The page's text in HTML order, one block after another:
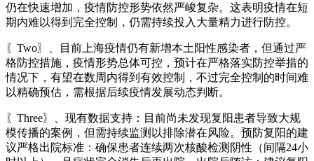
仍在快速增加，疫情防控形势依然严峻复杂。这表明疫情在短
期内难以得到完全控制，仍需持续投入大量精力进行防控。
〖Two〗、目前上海疫情仍有新增本土阳性感染者，但通过严
格防控措施，疫情形势总体可控，预计在严格落实防控举措的
情况下，有望在数周内得到有效控制，不过完全控制的时间难
以精确预估，需根据后续疫情发展动态判断。
〖Three〗、现有数据支持：目前尚未发现复阳患者导致大规
模传播的案例，但需持续监测以排除潜在风险。预防复阳的建
议严格出院标准：确保患者连续两次核酸检测阴性（间隔24小